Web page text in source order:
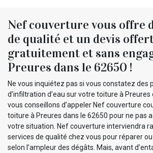
Nef couverture vous offre
de qualité et un devis
gratuitement et sans
Preures dans le 62650 !
Ne vous inquiétez pas si vous constatez des
d’infiltration d’eau sur votre toiture à Preures
vous conseillons d’appeler Nef couverture
toiture à Preures dans le 62650 pour ne pas
votre situation. Nef couverture interviendra
services de qualité chez vous pour réparer
selon l’ampleur des dégâts. Mais, avant